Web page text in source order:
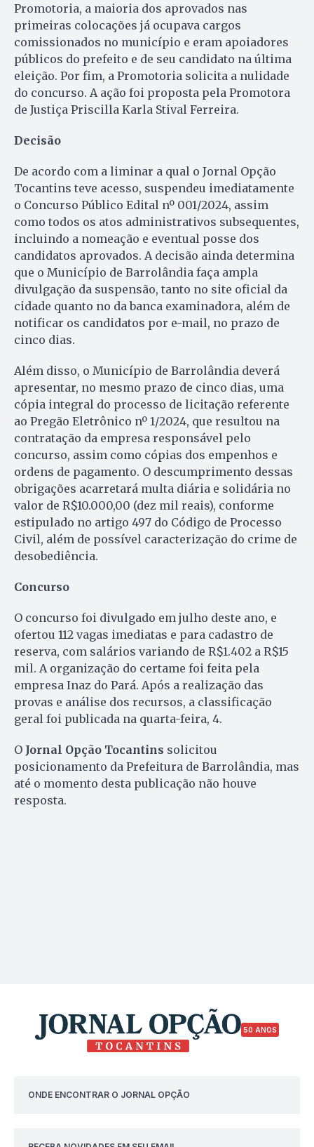
Promotoria, a maioria dos aprovados nas
primeiras colocações já ocupava cargos
comissionados no município e eram apoiadores
públicos do prefeito e de seu candidato na última
eleição. Por fim, a Promotoria solicita a nulidade
do concurso. A ação foi proposta pela Promotora
de Justiça Priscilla Karla Stival Ferreira.
Decisão
De acordo com a liminar a qual o Jornal Opção
Tocantins teve acesso, suspendeu imediatamente
o Concurso Público Edital nº 001/2024, assim
como todos os atos administrativos subsequentes,
incluindo a nomeação e eventual posse dos
candidatos aprovados. A decisão ainda determina
que o Município de Barrolândia faça ampla
divulgação da suspensão, tanto no site oficial da
cidade quanto no da banca examinadora, além de
notificar os candidatos por e-mail, no prazo de
cinco dias.
Além disso, o Município de Barrolândia deverá
apresentar, no mesmo prazo de cinco dias, uma
cópia integral do processo de licitação referente
ao Pregão Eletrônico nº 1/2024, que resultou na
contratação da empresa responsável pelo
concurso, assim como cópias dos empenhos e
ordens de pagamento. O descumprimento dessas
obrigações acarretará multa diária e solidária no
valor de R$10.000,00 (dez mil reais), conforme
estipulado no artigo 497 do Código de Processo
Civil, além de possível caracterização do crime de
desobediência.
Concurso
O concurso foi divulgado em julho deste ano, e
ofertou 112 vagas imediatas e para cadastro de
reserva, com salários variando de R$1.402 a R$15
mil. A organização do certame foi feita pela
empresa Inaz do Pará. Após a realização das
provas e análise dos recursos, a classificação
geral foi publicada na quarta-feira, 4.
O Jornal Opção Tocantins solicitou
posicionamento da Prefeitura de Barrolândia, mas
até o momento desta publicação não houve
resposta.
50 ANOS
ONDE ENCONTRAR O JORNAL OPÇÃO